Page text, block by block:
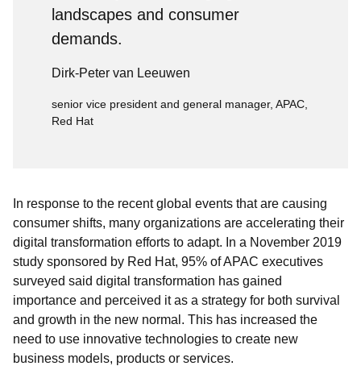
landscapes and consumer
demands.
Dirk-Peter van Leeuwen
senior vice president and general manager, APAC,
Red Hat
In response to the recent global events that are causing
consumer shifts, many organizations are accelerating their
digital transformation efforts to adapt. In a November 2019
study sponsored by Red Hat, 95% of APAC executives
surveyed said digital transformation has gained
importance and perceived it as a strategy for both survival
and growth in the new normal. This has increased the
need to use innovative technologies to create new
business models, products or services.